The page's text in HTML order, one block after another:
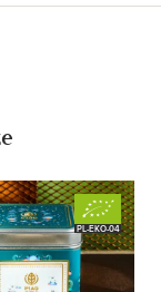
PL-EKO-04